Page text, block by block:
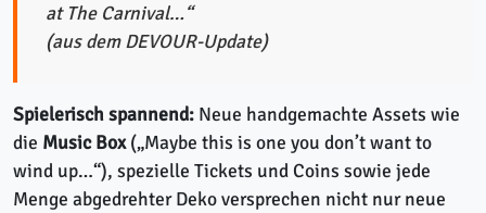
at The Carnival…“
(aus dem DEVOUR-Update)
Spielerisch spannend: Neue handgemachte Assets wie
die Music Box(„Maybe this is one you don’t want to
wind up…“), spezielle Tickets und Coins sowie jede
Menge abgedrehter Deko versprechen nicht nur neue